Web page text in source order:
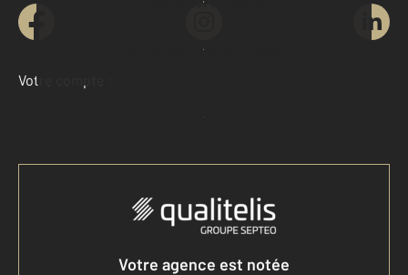
Demander une estimation
Votre compte :
Accéder à mon compte
Votre agence est notée